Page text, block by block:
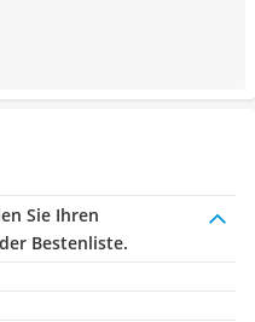
Sie Ihren
Bestenliste.